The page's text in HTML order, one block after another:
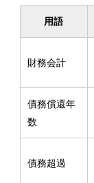
用語
財務会計
債務償還年
数
債務超過